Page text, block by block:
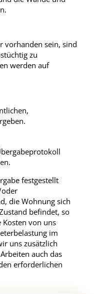
vorhanden sein, sind
zu
werden auf
festgestellt
oder
die Wohnung sich
befindet, so
Kosten von uns
im
uns zusätzlich
auch das
erforderlichen